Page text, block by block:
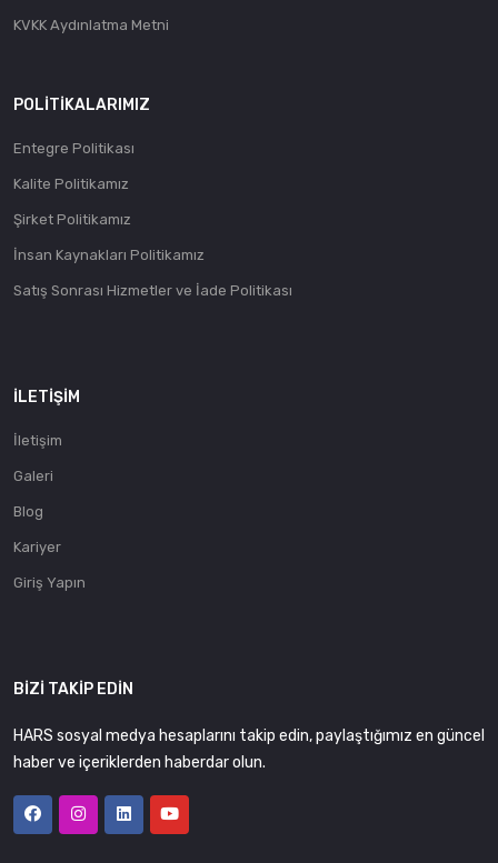
KVKK Aydınlatma Metni
POLITIKALARIMIZ
Entegre Politikası
Kalite Politikamız
Şirket Politikamız
İnsan Kaynakları Politikamız
Satış Sonrası Hizmetler ve İade Politikası
İLETIŞIM
İletişim
Galeri
Blog
Kariyer
Giriş Yapın
BIZI TAKIP EDIN
HARS sosyal medya hesaplarını takip edin, paylaştığımız en güncel
haber ve içeriklerden haberdar olun.